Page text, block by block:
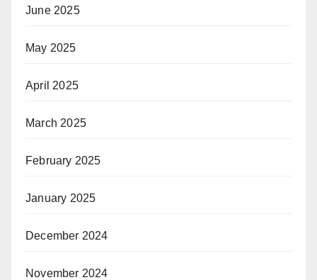
June 2025
May 2025
April 2025
March 2025
February 2025
January 2025
December 2024
November 2024